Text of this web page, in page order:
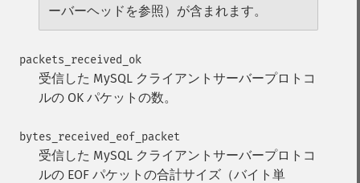
ーバーヘッドを参照）が含まれます。
packets_received_ok
受信した MySQL クライアントサーバープロトコ
ルの OK パケットの数。
bytes_received_eof_packet
受信した MySQL クライアントサーバープロトコ
ルの EOF パケットの合計サイズ（バイト単